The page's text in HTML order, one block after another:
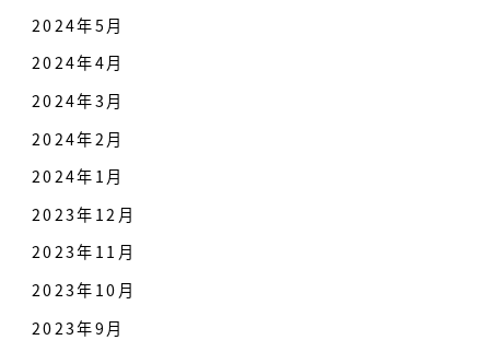
2024年5月
2024年4月
2024年3月
2024年2月
2024年1月
2023年12月
2023年11月
2023年10月
2023年9月